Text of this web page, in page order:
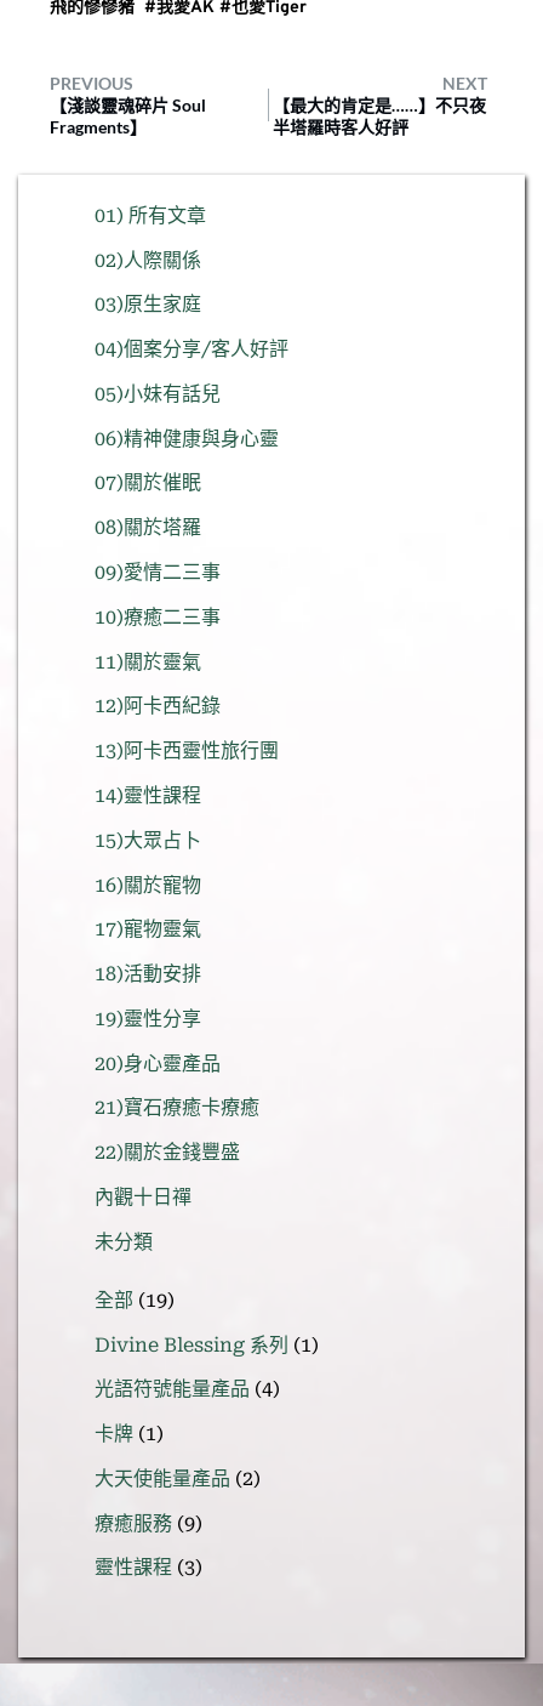
飛的慘慘豬  #我愛AK #也愛Tiger
PREVIOUS
NEXT
【淺談靈魂碎片 Soul
Fragments】⠀
【最大的肯定是……】不只夜
半塔羅時客人好評⠀
01) 所有文章
02)人際關係
03)原生家庭
04)個案分享/客人好評
05)小妹有話兒
06)精神健康與身心靈
07)關於催眠
08)關於塔羅
09)愛情二三事
10)療癒二三事
11)關於靈氣
12)阿卡西紀錄
13)阿卡西靈性旅行團
14)靈性課程
15)大眾占卜
16)關於寵物
17)寵物靈氣
18)活動安排
19)靈性分享
20)身心靈產品
21)寶石療癒卡療癒
22)關於金錢豐盛
內觀十日禪
未分類
全部 1919
產
品
Divine Blessing 系列 11
光語符號能量產品 44
卡牌 11
產
品
大天使能量產品 22
療癒服務 99
產
靈性課程 33